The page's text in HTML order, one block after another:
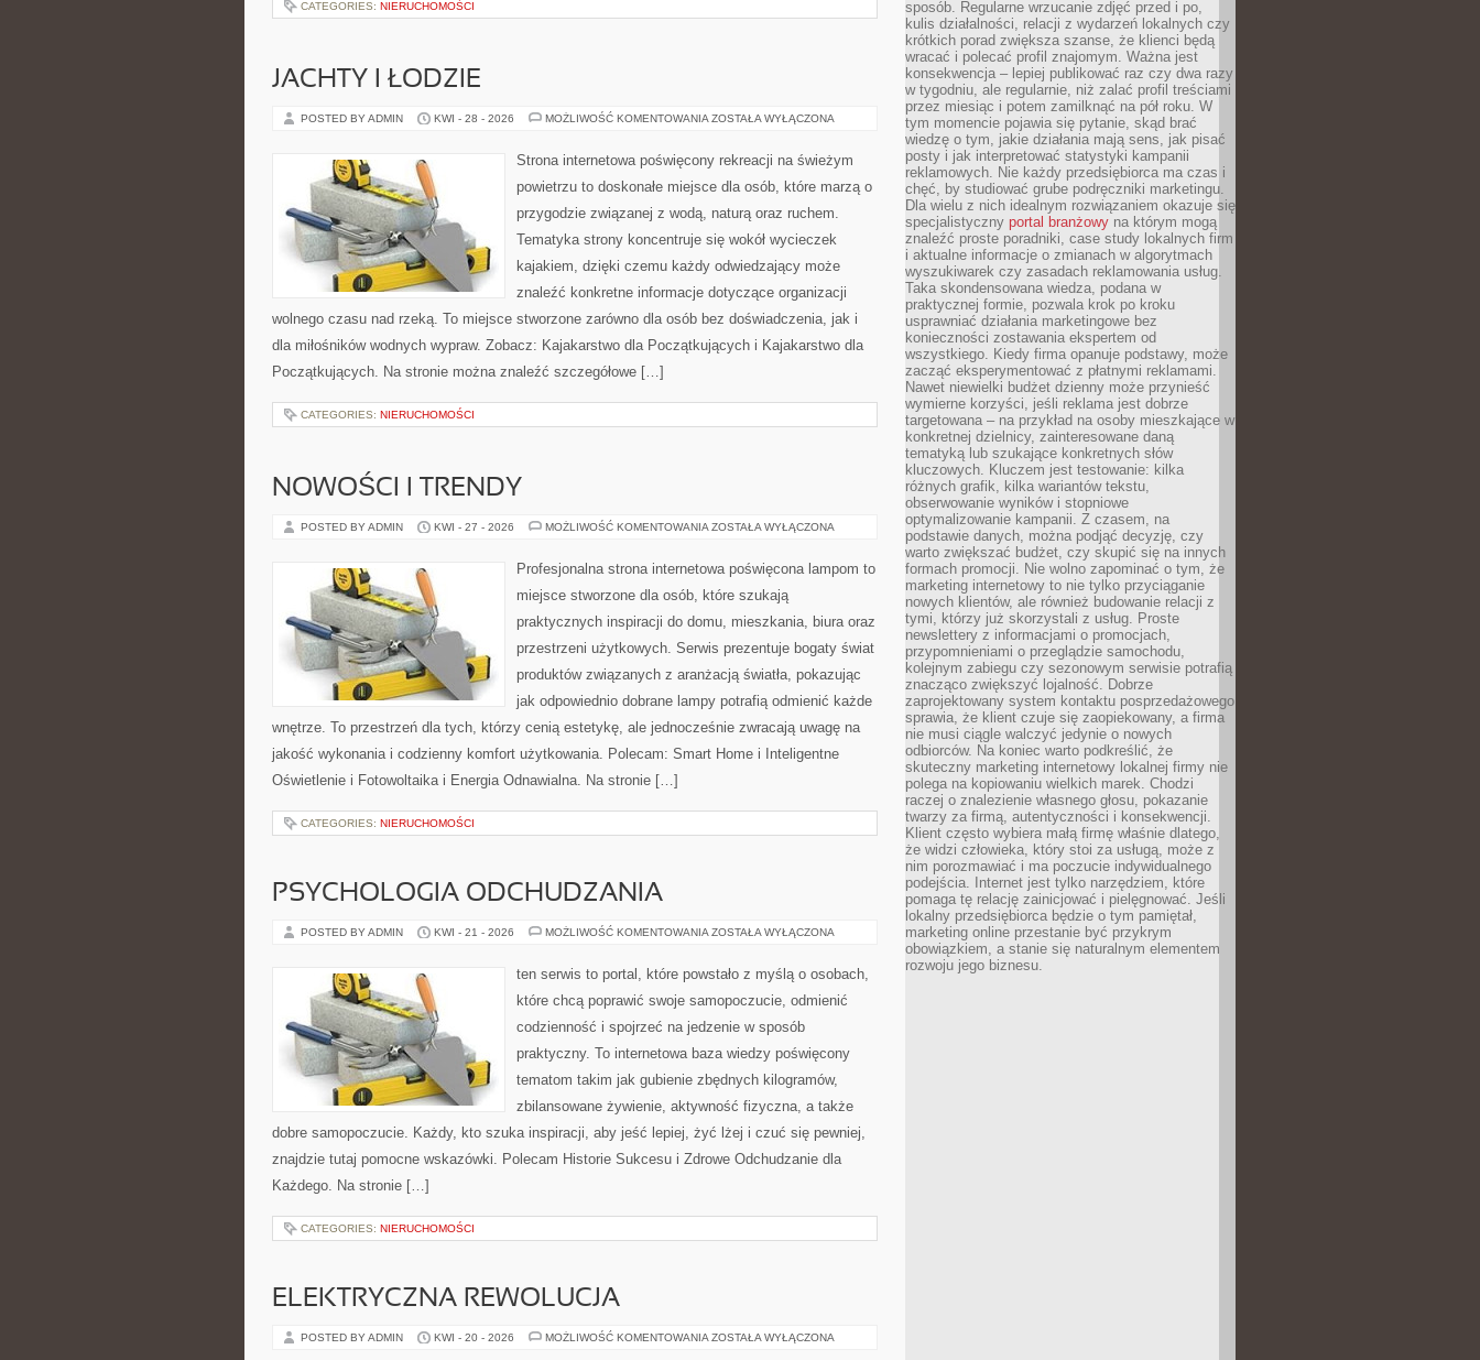
CATEGORIES: NIERUCHOMOŚCI
JACHTY I ŁODZIE
POSTED BY ADMIN KWI - 28 - 2026 MOŻLIWOŚĆ KOMENTOWANIA JACHTY
ZOSTAŁA WYŁĄCZONA
Strona internetowa poświęcony rekreacji na świeżym
powietrzu to doskonałe miejsce dla osób, które marzą o
przygodzie związanej z wodą, naturą oraz ruchem.
Tematyka strony koncentruje się wokół wycieczek
kajakiem, dzięki czemu każdy odwiedzający może
znaleźć konkretne informacje dotyczące organizacji
wolnego czasu nad rzeką. To miejsce stworzone zarówno dla osób bez doświadczenia, jak i
dla miłośników wodnych wypraw. Zobacz: Kajakarstwo dla Początkujących i Kajakarstwo dla
Początkujących. Na stronie można znaleźć szczegółowe […]
CATEGORIES: NIERUCHOMOŚCI
NOWOŚCI I TRENDY
POSTED BY ADMIN KWI - 27 - 2026 MOŻLIWOŚĆ KOMENTOWANIA NOWOŚCI
ZOSTAŁA WYŁĄCZONA
Profesjonalna strona internetowa poświęcona lampom to
miejsce stworzone dla osób, które szukają
praktycznych inspiracji do domu, mieszkania, biura oraz
przestrzeni użytkowych. Serwis prezentuje bogaty świat
produktów związanych z aranżacją światła, pokazując
jak odpowiednio dobrane lampy potrafią odmienić każde
wnętrze. To przestrzeń dla tych, którzy cenią estetykę, ale jednocześnie zwracają uwagę na
jakość wykonania i codzienny komfort użytkowania. Polecam: Smart Home i Inteligentne
Oświetlenie i Fotowoltaika i Energia Odnawialna. Na stronie […]
CATEGORIES: NIERUCHOMOŚCI
PSYCHOLOGIA ODCHUDZANIA
POSTED BY ADMIN KWI - 21 - 2026 MOŻLIWOŚĆ KOMENTOWANIA PSYCHOLOGIA
ZOSTAŁA WYŁĄCZONA
ten serwis to portal, które powstało z myślą o osobach,
które chcą poprawić swoje samopoczucie, odmienić
codzienność i spojrzeć na jedzenie w sposób
praktyczny. To internetowa baza wiedzy poświęcony
tematom takim jak gubienie zbędnych kilogramów,
zbilansowane żywienie, aktywność fizyczna, a także
dobre samopoczucie. Każdy, kto szuka inspiracji, aby jeść lepiej, żyć lżej i czuć się pewniej,
znajdzie tutaj pomocne wskazówki. Polecam Historie Sukcesu i Zdrowe Odchudzanie dla
Każdego. Na stronie […]
CATEGORIES: NIERUCHOMOŚCI
ELEKTRYCZNA REWOLUCJA
POSTED BY ADMIN KWI - 20 - 2026 MOŻLIWOŚĆ KOMENTOWANIA ELEKTRYCZNA
ZOSTAŁA WYŁĄCZONA
sposób. Regularne wrzucanie zdjęć przed i po,
kulis działalności, relacji z wydarzeń lokalnych czy
krótkich porad zwiększa szanse, że klienci będą
wracać i polecać profil znajomym. Ważna jest
konsekwencja – lepiej publikować raz czy dwa razy
w tygodniu, ale regularnie, niż zalać profil treściami
przez miesiąc i potem zamilknąć na pół roku. W
tym momencie pojawia się pytanie, skąd brać
wiedzę o tym, jakie działania mają sens, jak pisać
posty i jak interpretować statystyki kampanii
reklamowych. Nie każdy przedsiębiorca ma czas i
chęć, by studiować grube podręczniki marketingu.
Dla wielu z nich idealnym rozwiązaniem okazuje się
specjalistyczny portal branżowy na którym mogą
znaleźć proste poradniki, case study lokalnych firm
i aktualne informacje o zmianach w algorytmach
wyszukiwarek czy zasadach reklamowania usług.
Taka skondensowana wiedza, podana w
praktycznej formie, pozwala krok po kroku
usprawniać działania marketingowe bez
konieczności zostawania ekspertem od
wszystkiego. Kiedy firma opanuje podstawy, może
zacząć eksperymentować z płatnymi reklamami.
Nawet niewielki budżet dzienny może przynieść
wymierne korzyści, jeśli reklama jest dobrze
targetowana – na przykład na osoby mieszkające w
konkretnej dzielnicy, zainteresowane daną
tematyką lub szukające konkretnych słów
kluczowych. Kluczem jest testowanie: kilka
różnych grafik, kilka wariantów tekstu,
obserwowanie wyników i stopniowe
optymalizowanie kampanii. Z czasem, na
podstawie danych, można podjąć decyzję, czy
warto zwiększać budżet, czy skupić się na innych
formach promocji. Nie wolno zapominać o tym, że
marketing internetowy to nie tylko przyciąganie
nowych klientów, ale również budowanie relacji z
tymi, którzy już skorzystali z usług. Proste
newslettery z informacjami o promocjach,
przypomnieniami o przeglądzie samochodu,
kolejnym zabiegu czy sezonowym serwisie potrafią
znacząco zwiększyć lojalność. Dobrze
zaprojektowany system kontaktu posprzedażowego
sprawia, że klient czuje się zaopiekowany, a firma
nie musi ciągle walczyć jedynie o nowych
odbiorców. Na koniec warto podkreślić, że
skuteczny marketing internetowy lokalnej firmy nie
polega na kopiowaniu wielkich marek. Chodzi
raczej o znalezienie własnego głosu, pokazanie
twarzy za firmą, autentyczności i konsekwencji.
Klient często wybiera małą firmę właśnie dlatego,
że widzi człowieka, który stoi za usługą, może z
nim porozmawiać i ma poczucie indywidualnego
podejścia. Internet jest tylko narzędziem, które
pomaga tę relację zainicjować i pielęgnować. Jeśli
lokalny przedsiębiorca będzie o tym pamiętał,
marketing online przestanie być przykrym
obowiązkiem, a stanie się naturalnym elementem
rozwoju jego biznesu.